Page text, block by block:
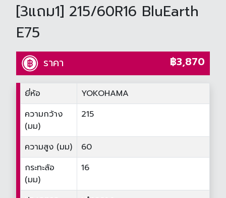
[3แถม1] 215/60R16 BluEarth
E75
ราคา ฿3,870
ยี่ห้อ
YOKOHAMA
ความกว้าง
(มม)
215
ความสูง (มม)
60
กระทะล้อ
(มม)
16